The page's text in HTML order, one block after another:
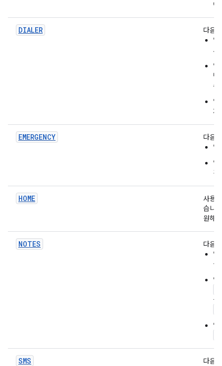
야
DIALER
다음
앱
사
앱
번
수
앱
제
EMERGENCY
다음
앱
긴
HOME
사용
습니
원해
NOTES
다음
앱
을
앱
을
앱
SMS
다음